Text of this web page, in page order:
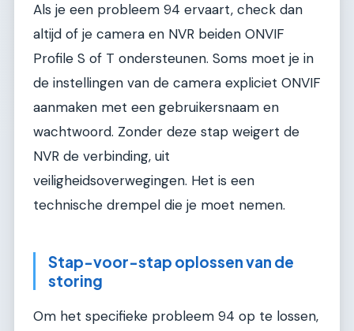
Als je een probleem 94 ervaart, check dan
altijd of je camera en NVR beiden ONVIF
Profile S of T ondersteunen. Soms moet je in
de instellingen van de camera expliciet ONVIF
aanmaken met een gebruikersnaam en
wachtwoord. Zonder deze stap weigert de
NVR de verbinding, uit
veiligheidsoverwegingen. Het is een
technische drempel die je moet nemen.
Stap-voor-stap oplossen van de
storing
Om het specifieke probleem 94 op te lossen,